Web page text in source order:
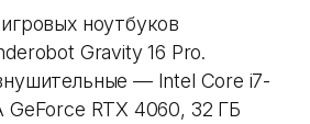
ноутбуков
Gravity 16 Pro.
— Intel Core i7-
GeForce RTX 4060, 32 ГБ